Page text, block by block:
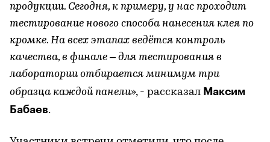
продукции. Сегодня, к примеру, у нас проходит
тестирование нового способа нанесения клея по
кромке. На всех этапах ведётся контроль
качества, в финале – для тестирования в
лаборатории отбирается минимум три
образца каждой панели», - рассказал Максим
Бабаев.